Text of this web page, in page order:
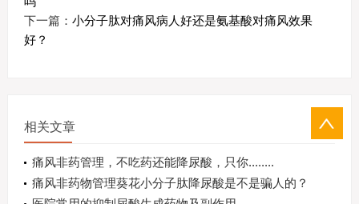
下一篇： 小分子肽对痛风病人好还是氨基酸对痛风效果
好？
相关文章
痛风非药管理，不吃药还能降尿酸，只你........
痛风非药物管理葵花小分子肽降尿酸是不是骗人的？